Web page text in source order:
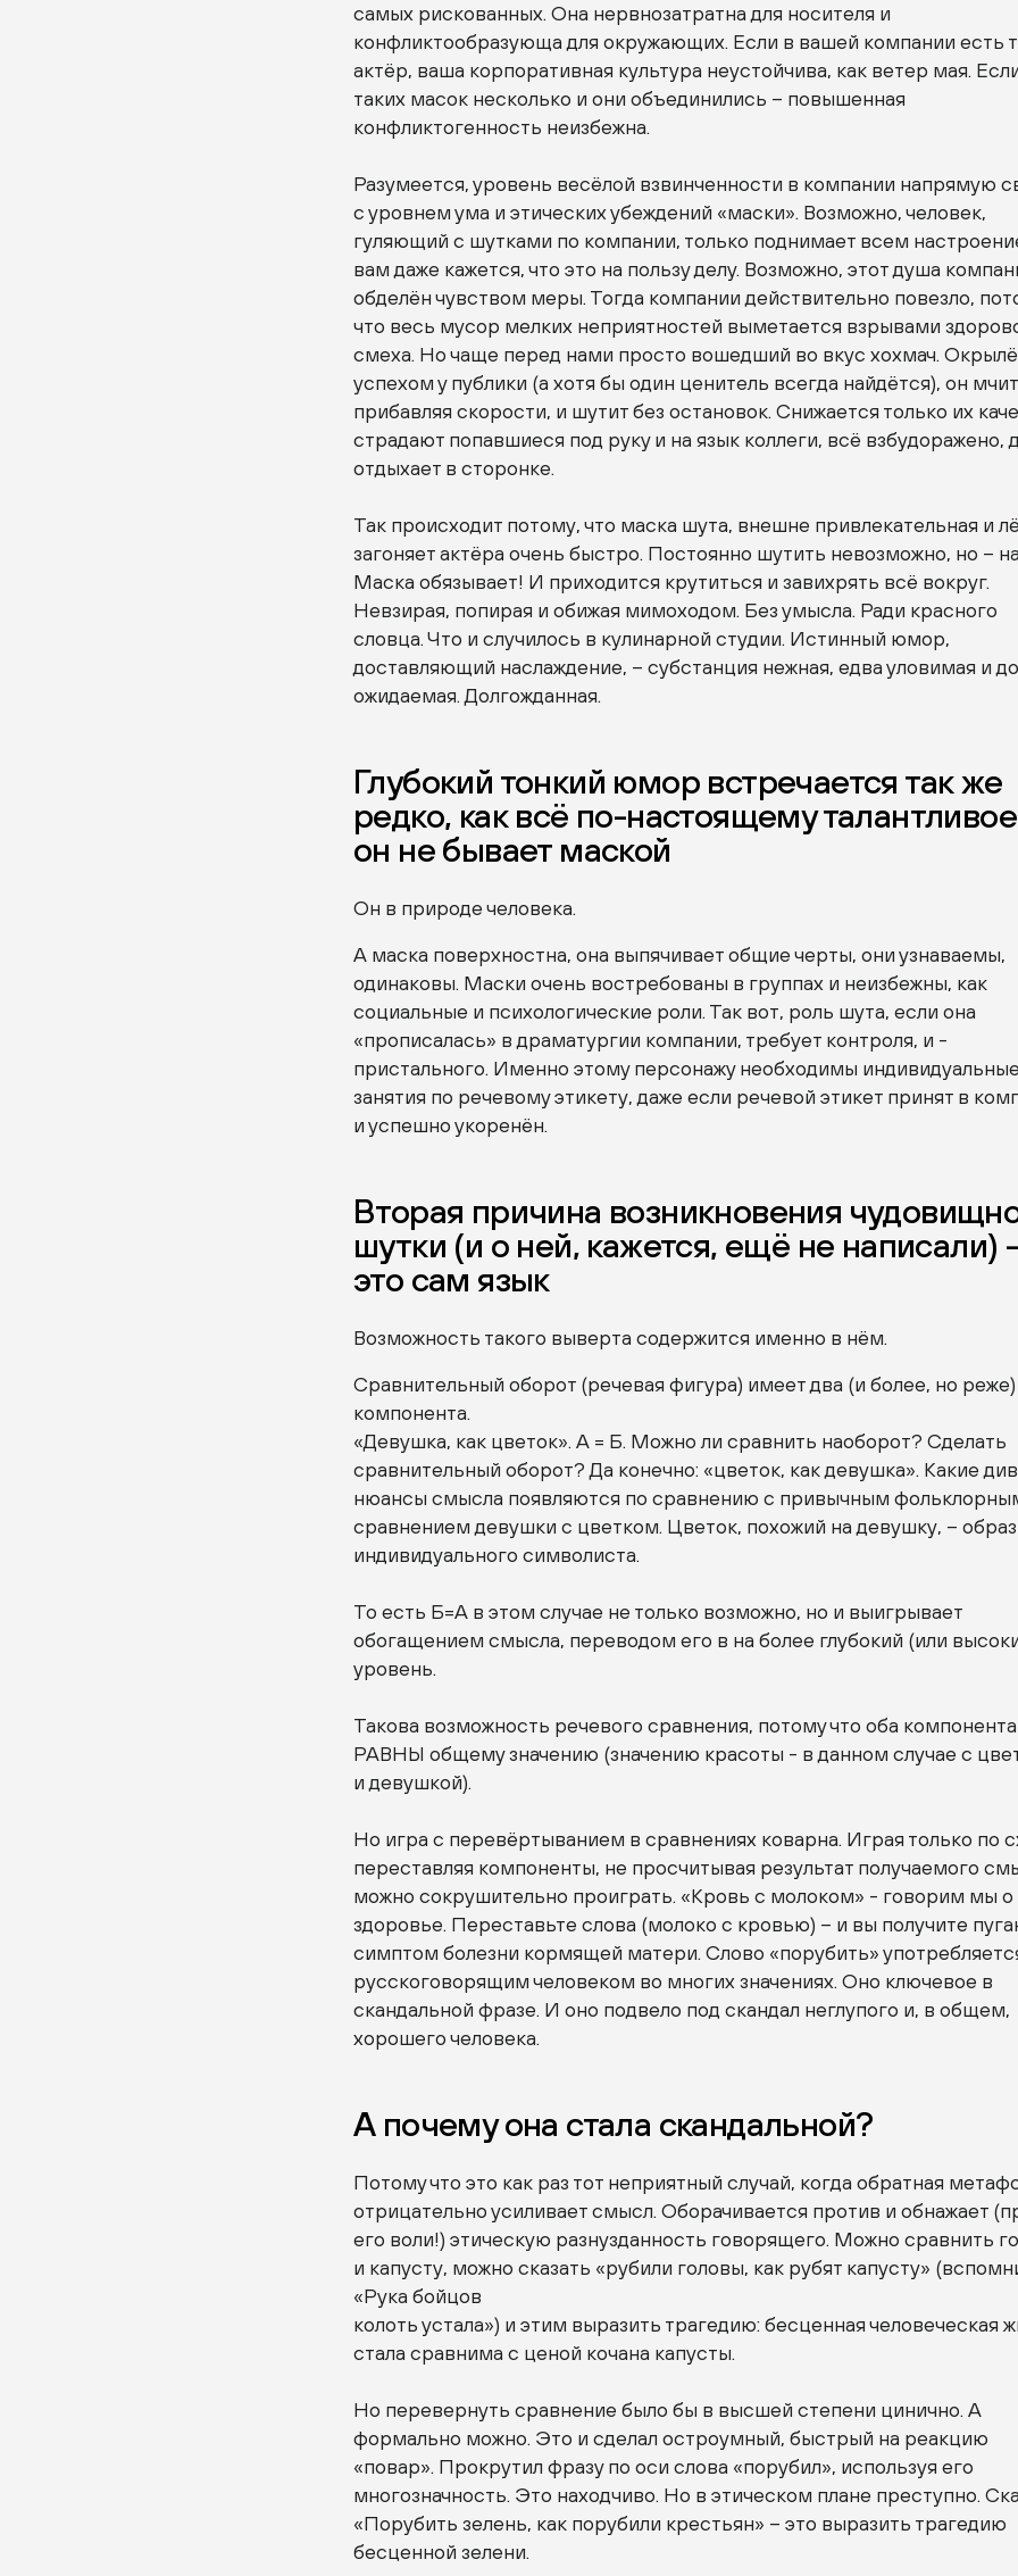
самых рискованных. Она нервнозатратна для носителя и
конфликтообразующа для окружающих. Если в вашей компании есть
актёр, ваша корпоративная культура неустойчива, как ветер мая.
таких масок несколько и они объединились – повышенная
конфликтогенность неизбежна.
Разумеется, уровень весёлой взвинченности в компании напрямую
с уровнем ума и этических убеждений «маски». Возможно, человек,
гуляющий с шутками по компании, только поднимает всем
вам даже кажется, что это на пользу делу. Возможно, этот душа
обделён чувством меры. Тогда компании действительно повезло,
что весь мусор мелких неприятностей выметается взрывами
смеха. Но чаще перед нами просто вошедший во вкус хохмач.
успехом у публики (а хотя бы один ценитель всегда найдётся), он
прибавляя скорости, и шутит без остановок. Снижается только их
страдают попавшиеся под руку и на язык коллеги, всё взбудоражено,
отдыхает в сторонке.
Так происходит потому, что маска шута, внешне привлекательная и
загоняет актёра очень быстро. Постоянно шутить невозможно, но –
Маска обязывает! И приходится крутиться и завихрять всё вокруг.
Невзирая, попирая и обижая мимоходом. Без умысла. Ради красного
словца. Что и случилось в кулинарной студии. Истинный юмор,
доставляющий наслаждение, – субстанция нежная, едва уловимая и
ожидаемая. Долгожданная.
Глубокий тонкий юмор встречается так же
редко, как всё по-настоящему
он не бывает маской
Он в природе человека.
А маска поверхностна, она выпячивает общие черты, они узнаваемы,
одинаковы. Маски очень востребованы в группах и неизбежны, как
социальные и психологические роли. Так вот, роль шута, если она
«прописалась» в драматургии компании, требует контроля, и -
пристального. Именно этому персонажу необходимы индивидуальные
занятия по речевому этикету, даже если речевой этикет принят в
и успешно укоренён.
Вторая причина возникновения
шутки (и о ней, кажется, ещё не написали)
это сам язык
Возможность такого выверта содержится именно в нём.
Сравнительный оборот (речевая фигура) имеет два (и более, но реже)
компонента.
«Девушка, как цветок». А = Б. Можно ли сравнить наоборот? Сделать
сравнительный оборот? Да конечно: «цветок, как девушка». Какие
нюансы смысла появляются по сравнению с привычным
сравнением девушки с цветком. Цветок, похожий на девушку, – образ
индивидуального символиста.
То есть Б=А в этом случае не только возможно, но и выигрывает
обогащением смысла, переводом его в на более глубокий (или
уровень.
Такова возможность речевого сравнения, потому что оба компонента
РАВНЫ общему значению (значению красоты - в данном случае с
и девушкой).
Но игра с перевёртыванием в сравнениях коварна. Играя только по
переставляя компоненты, не просчитывая результат получаемого
можно сокрушительно проиграть. «Кровь с молоком» - говорим мы о
здоровье. Переставьте слова (молоко с кровью) – и вы получите
симптом болезни кормящей матери. Слово «порубить»
русскоговорящим человеком во многих значениях. Оно ключевое в
скандальной фразе. И оно подвело под скандал неглупого и, в общем,
хорошего человека.
А почему она стала скандальной?
Потому что это как раз тот неприятный случай, когда обратная
отрицательно усиливает смысл. Оборачивается против и обнажает
его воли!) этическую разнузданность говорящего. Можно сравнить
и капусту, можно сказать «рубили головы, как рубят капусту»
«Рука бойцов
колоть устала») и этим выразить трагедию: бесценная человеческая
стала сравнима с ценой кочана капусты.
Но перевернуть сравнение было бы в высшей степени цинично. А
формально можно. Это и сделал остроумный, быстрый на реакцию
«повар». Прокрутил фразу по оси слова «порубил», используя его
многозначность. Это находчиво. Но в этическом плане преступно.
«Порубить зелень, как порубили крестьян» – это выразить трагедию
бесценной зелени.